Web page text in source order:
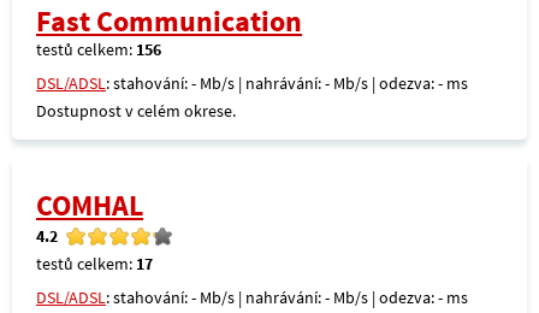
Fast Communication
testů celkem: 156
DSL/ADSL: stahování: - Mb/s | nahrávání: - Mb/s | odezva: - ms
Dostupnost v celém okrese.
COMHAL
4.2
testů celkem: 17
DSL/ADSL: stahování: - Mb/s | nahrávání: - Mb/s | odezva: - ms